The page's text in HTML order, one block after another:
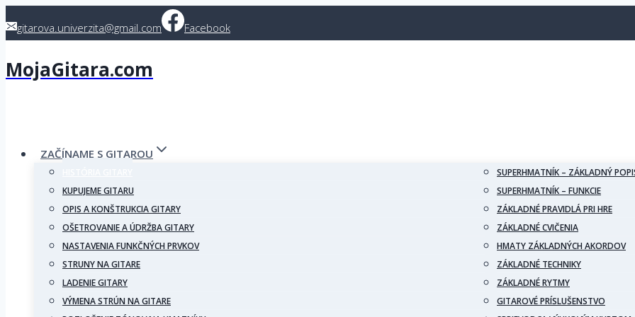
togitarova.univerzita@gmail.com Facebook
MojaGitara.com
ZAČÍNAME S GITAROU
KUPUJEME GITARU
OPIS A KONŠTRUKCIA GITARY
OŠETROVANIE A ÚDRŽBA GITARY
NASTAVENIA FUNKČNÝCH PRVKOV
STRUNY NA GITARE
LADENIE GITARY
VÝMENA STRÚN NA GITARE
SUPERHMATNÍK – ZÁKLADNÝ
SUPERHMATNÍK – FUNKCIE
ZÁKLADNÉ PRAVIDLÁ PRI HRE
ZÁKLADNÉ CVIČENIA
HMATY ZÁKLADNÝCH AKORDOV
ZÁKLADNÉ TECHNIKY
ZÁKLADNÉ RYTMY
GITAROVÉ PRÍSLUŠENSTVO